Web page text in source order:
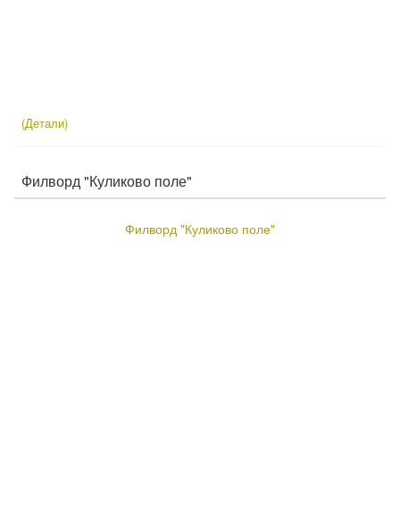
(Детали)
Филворд "Куликово поле"
Филворд "Куликово поле"